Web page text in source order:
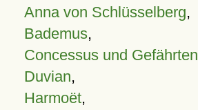
Anna von Schlüsselberg,
Bademus,
Concessus und Gefährten
Duvian,
Harmoët,